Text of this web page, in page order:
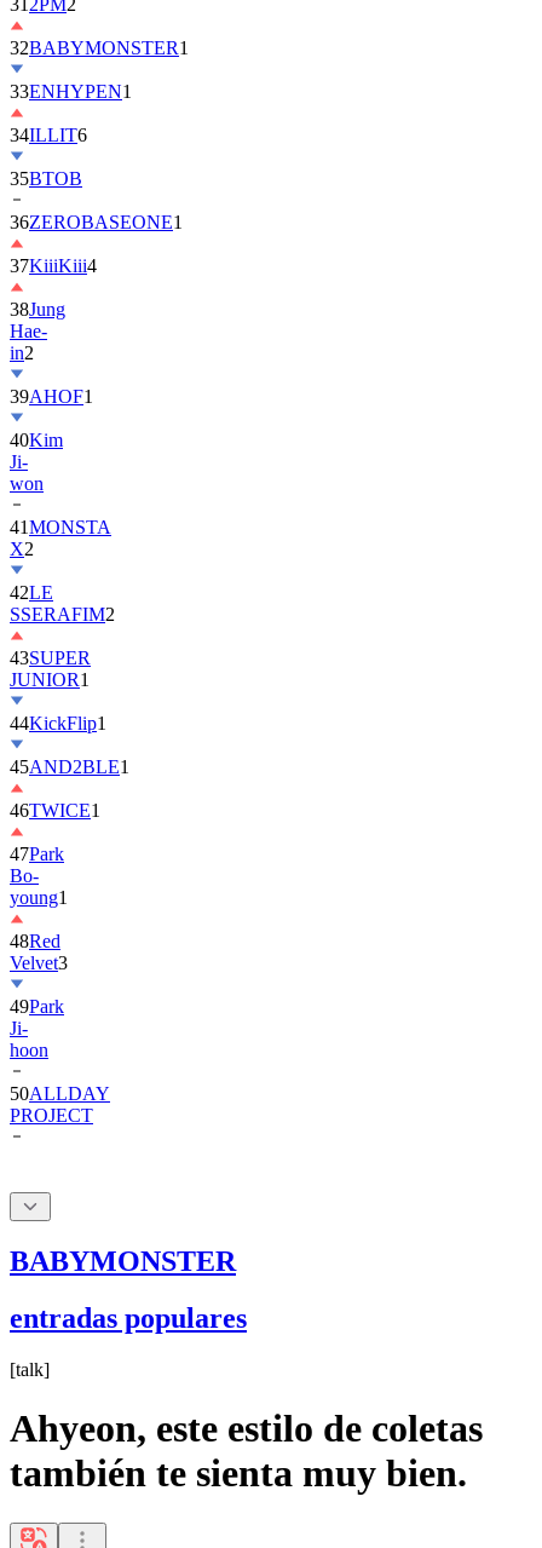
31 2PM 2
32BABYMONSTER1
33ENHYPEN1
34ILLIT6
35BTOB
36ZEROBASEONE1
37KiiiKiii4
38Jung
Hae-
in2
39AHOF1
40Kim
Ji-
won
41MONSTA
X2
42LE
SSERAFIM2
43SUPER
JUNIOR1
44KickFlip1
45AND2BLE1
46TWICE1
47Park
Bo-
young1
48Red
Velvet3
49Park
Ji-
hoon
50ALLDAY
PROJECT
BABYMONSTER
entradas populares
[talk]
Ahyeon, este estilo de coletas
también te sienta muy bien.